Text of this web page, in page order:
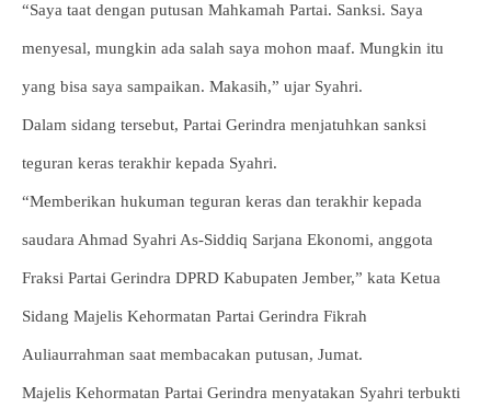
“Saya taat dengan putusan Mahkamah Partai. Sanksi. Saya
menyesal, mungkin ada salah saya mohon maaf. Mungkin itu
yang bisa saya sampaikan. Makasih,” ujar Syahri.
Dalam sidang tersebut, Partai Gerindra menjatuhkan sanksi
teguran keras terakhir kepada Syahri.
“Memberikan hukuman teguran keras dan terakhir kepada
saudara Ahmad Syahri As-Siddiq Sarjana Ekonomi, anggota
Fraksi Partai Gerindra DPRD Kabupaten Jember,” kata Ketua
Sidang Majelis Kehormatan Partai Gerindra Fikrah
Auliaurrahman saat membacakan putusan, Jumat.
Majelis Kehormatan Partai Gerindra menyatakan Syahri terbukti